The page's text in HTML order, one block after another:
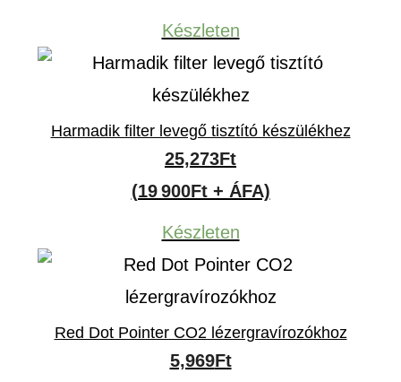
Készleten
Harmadik filter levegő tisztító készülékhez
25,273Ft
(19 900Ft + ÁFA)
Készleten
Red Dot Pointer CO2 lézergravírozókhoz
5,969Ft